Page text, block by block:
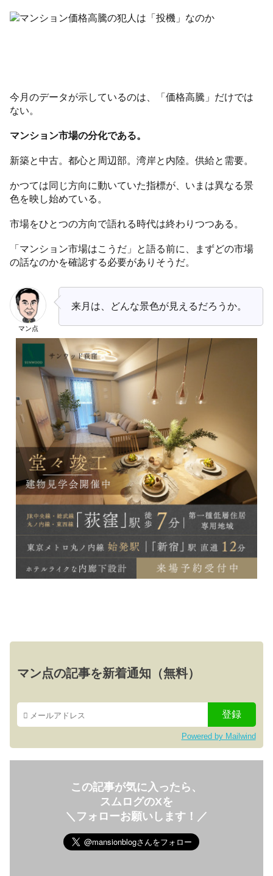
今月のデータが示しているのは、「価格高騰」だけでは
ない。
マンション市場の分化である。
新築と中古。都心と周辺部。湾岸と内陸。供給と需要。
かつては同じ方向に動いていた指標が、いまは異なる景
色を映し始めている。
市場をひとつの方向で語れる時代は終わりつつある。
「マンション市場はこうだ」と語る前に、まずどの市場
の話なのかを確認する必要がありそうだ。
マン点
来月は、どんな景色が見えるだろうか。
マン点の記事を新着通知（無料）
Powered by Mailwind
この記事が気に入ったら、
スムログのXを
＼フォローお願いします！／